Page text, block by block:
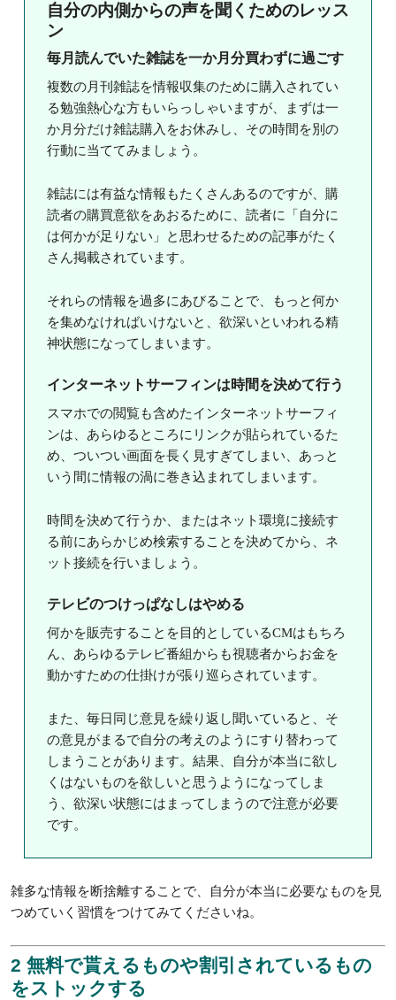
自分の内側からの声を聞くためのレッス
ン
毎月読んでいた雑誌を一か月分買わずに過ごす
複数の月刊雑誌を情報収集のために購入されてい
る勉強熱心な方もいらっしゃいますが、まずは一
か月分だけ雑誌購入をお休みし、その時間を別の
行動に当ててみましょう。
雑誌には有益な情報もたくさんあるのですが、購
読者の購買意欲をあおるために、読者に「自分に
は何かが足りない」と思わせるための記事がたく
さん掲載されています。
それらの情報を過多にあびることで、もっと何か
を集めなければいけないと、欲深いといわれる精
神状態になってしまいます。
インターネットサーフィンは時間を決めて行う
スマホでの閲覧も含めたインターネットサーフィ
ンは、あらゆるところにリンクが貼られているた
め、ついつい画面を長く見すぎてしまい、あっと
いう間に情報の渦に巻き込まれてしまいます。
時間を決めて行うか、またはネット環境に接続す
る前にあらかじめ検索することを決めてから、ネ
ット接続を行いましょう。
テレビのつけっぱなしはやめる
何かを販売することを目的としているCMはもちろ
ん、あらゆるテレビ番組からも視聴者からお金を
動かすための仕掛けが張り巡らされています。
また、毎日同じ意見を繰り返し聞いていると、そ
の意見がまるで自分の考えのようにすり替わって
しまうことがあります。結果、自分が本当に欲し
くはないものを欲しいと思うようになってしま
う、欲深い状態にはまってしまうので注意が必要
です。
雑多な情報を断捨離することで、自分が本当に必要なものを見
つめていく習慣をつけてみてくださいね。
2 無料で貰えるものや割引されているもの
をストックする